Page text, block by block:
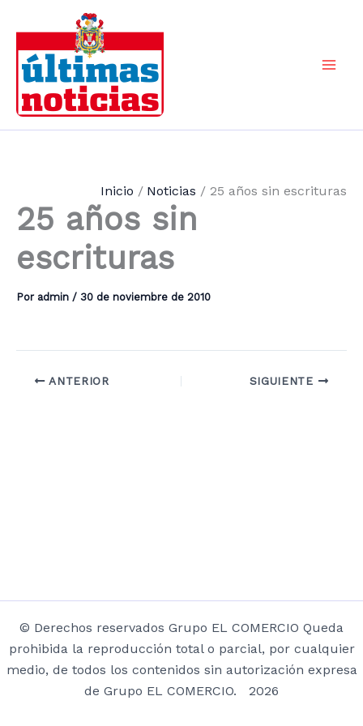
contenido
Inicio Noticias 25 años sin escrituras
25 años sin
escrituras
Por admin / 30 de noviembre de 2010
ANTERIOR SIGUIENTE
© Derechos reservados Grupo EL COMERCIO Queda
prohibida la reproducción total o parcial, por cualquier
medio, de todos los contenidos sin autorización expresa
de Grupo EL COMERCIO. 2026